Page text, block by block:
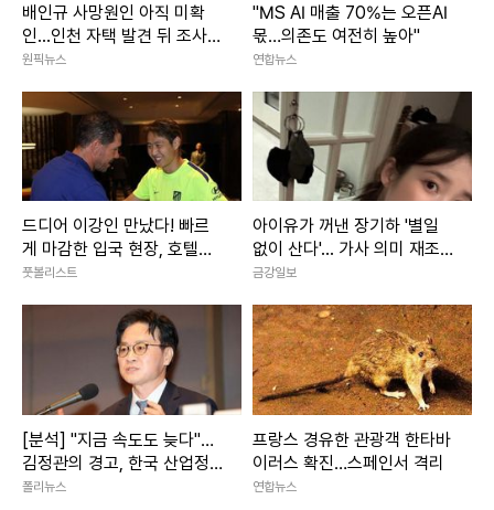
배인규 사망원인 아직 미확
인...인천 자택 발견 뒤 조사
진행
원픽뉴스
"MS AI 매출 70%는 오픈AI
몫…의존도 여전히 높아"
연합뉴스
드디어 이강인 만났다! 빠르
게 마감한 입국 현장, 호텔에
서 아틀레티코 선수단과 첫
풋볼리스트
아이유가 꺼낸 장기하 '별일
없이 산다'... 가사 의미 재조
명
금강일보
[분석] "지금 속도도 늦다"…
김정관의 경고, 한국 산업정
책 '속도전' 시대로 전환되나
폴리뉴스
프랑스 경유한 관광객 한타바
이러스 확진…스페인서 격리
연합뉴스